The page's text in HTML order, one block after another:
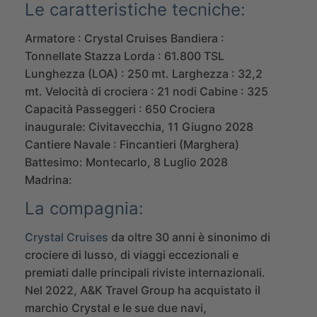
Le caratteristiche tecniche:
Armatore : Crystal Cruises Bandiera :
Tonnellate Stazza Lorda : 61.800 TSL
Lunghezza (LOA) : 250 mt. Larghezza : 32,2
mt. Velocità di crociera : 21 nodi Cabine : 325
Capacità Passeggeri : 650 Crociera
inaugurale: Civitavecchia, 11 Giugno 2028
Cantiere Navale : Fincantieri (Marghera)
Battesimo: Montecarlo, 8 Luglio 2028
Madrina:
La compagnia:
Crystal Cruises da oltre 30 anni è sinonimo di
crociere di lusso, di viaggi eccezionali e
premiati dalle principali riviste internazionali.
Nel 2022, A&K Travel Group ha acquistato il
marchio Crystal e le sue due navi,